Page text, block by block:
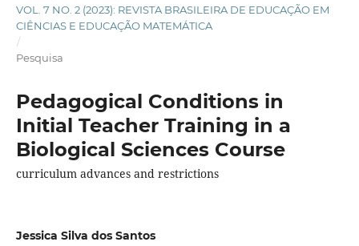
VOL. 7 NO. 2 (2023): REVISTA BRASILEIRA DE EDUCAÇÃO EM
CIÊNCIAS E EDUCAÇÃO MATEMÁTICA
/
Pesquisa
Pedagogical Conditions in
Initial Teacher Training in a
Biological Sciences Course
curriculum advances and restrictions
Jessica Silva dos Santos